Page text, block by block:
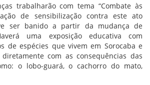
trabalharão com tema “Combate às
de sensibilização contra este ato
ser banido a partir da mudança de
uma exposição educativa com
de espécies que vivem em Sorocaba e
com as consequências das
o lobo-guará, o cachorro do mato,